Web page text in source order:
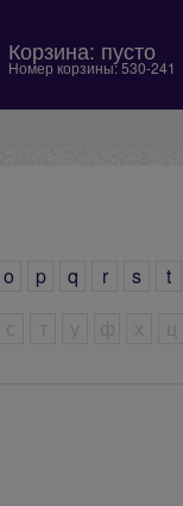
Корзина: пусто
Номер корзины: 530-241
o p q r s t